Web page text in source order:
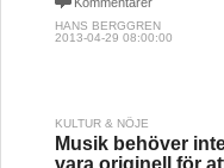
HANS BERGGREN
2013-04-29 08:00:00
KULTUR & NÖJE
Musik behöver
vara originell för